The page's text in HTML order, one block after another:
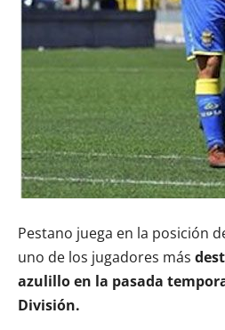
Pestano juega en la posición
uno de los jugadores más
azulillo en la pasada
División.